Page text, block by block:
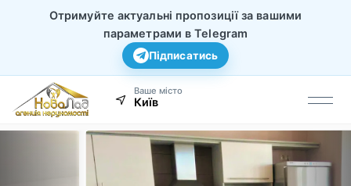
Отримуйте актуальні пропозиції за вашими
параметрами в Telegram
Підписатись
Ваше місто
Київ